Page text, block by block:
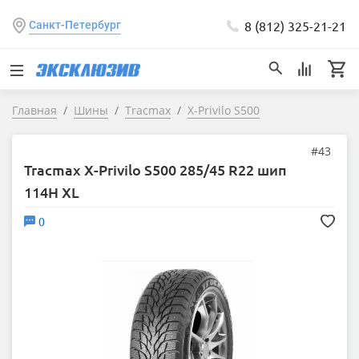
Санкт-Петербург 8 (812) 325-21-21
Главная Шины Tracmax X-Privilo S500
#43
Tracmax X-Privilo S500 285/45 R22 шип
114H XL
0